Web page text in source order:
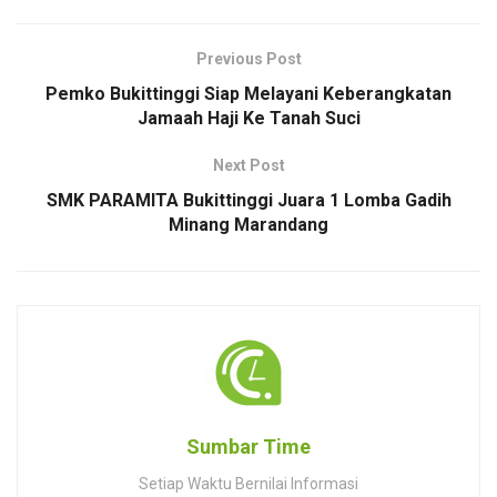
Previous Post
Pemko Bukittinggi Siap Melayani Keberangkatan
Jamaah Haji Ke Tanah Suci
Next Post
SMK PARAMITA Bukittinggi Juara 1 Lomba Gadih
Minang Marandang
Sumbar Time
Setiap Waktu Bernilai Informasi